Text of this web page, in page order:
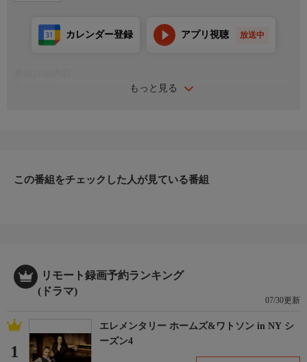
もっと見る
カレンダー登録 アプリ視聴 放送中
ュン、チャン・ボージア、チュティモン・ジョンジャルーンスッ
この番組をチェックした人が見ている番組
リモート録画予約ランキング
(ドラマ)
07/30更新
1
エレメンタリー ホームズ&ワトソン in NY シ
ーズン4